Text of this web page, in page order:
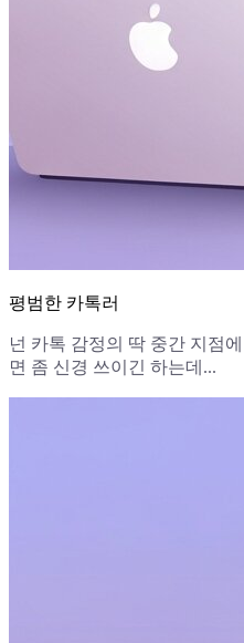
평범한 카톡러
넌 카톡 감정의 딱 중간 지점
면 좀 신경 쓰이긴 하는데...